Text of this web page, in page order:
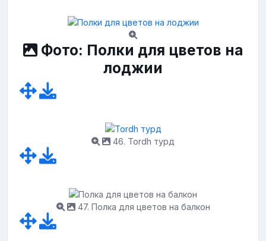
Фото: Полки для цветов на
лоджии
46. Tordh турд
47. Полка для цветов на балкон